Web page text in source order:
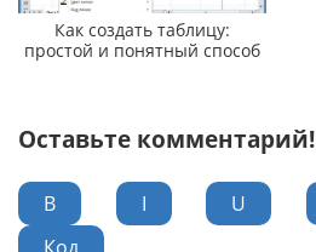
Как создать таблицу:
простой и понятный способ
Оставьте комментарий!
B I U